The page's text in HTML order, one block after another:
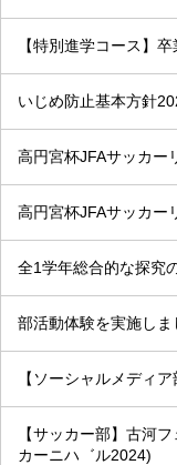
【特別進学コース】
いじめ防止基本方針
高円宮杯JFAサッカー
高円宮杯JFAサッカー
全1学年総合的な探究
部活動体験を実施しま
【ソーシャルメディ
【サッカー部】古河
カーニハ゛ル2024)